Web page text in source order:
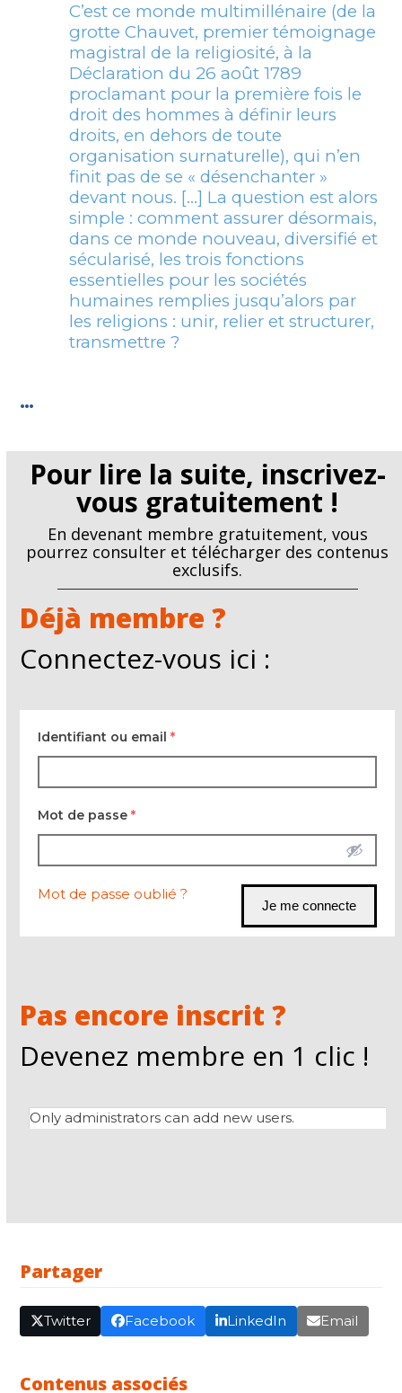
C’est ce monde multimillénaire (de la
grotte Chauvet, premier témoignage
magistral de la religiosité, à la
Déclaration du 26 août 1789
proclamant pour la première fois le
droit des hommes à définir leurs
droits, en dehors de toute
organisation surnaturelle), qui n’en
finit pas de se « désenchanter »
devant nous. […] La question est alors
simple : comment assurer désormais,
dans ce monde nouveau, diversifié et
sécularisé, les trois fonctions
essentielles pour les sociétés
humaines remplies jusqu’alors par
les religions : unir, relier et structurer,
transmettre ?
…
Pour lire la suite, inscrivez-
vous gratuitement !
En devenant membre gratuitement, vous
pourrez consulter et télécharger des contenus
exclusifs.
Déjà membre ?
Connectez-vous ici :
Identifiant ou email*
Mot de passe*
Mot de passe oublié ?
Pas encore inscrit ?
Devenez membre en 1 clic !
Only administrators can add new users.
Partager
Twitter Facebook LinkedIn Email
Contenus associés